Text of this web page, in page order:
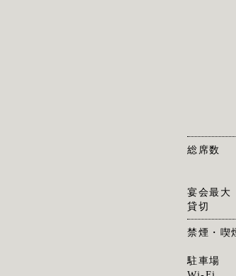
総席数
宴会最大
貸切
禁煙・喫
駐車場